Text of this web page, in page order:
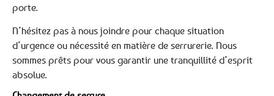
porte.
N’hésitez pas à nous joindre pour chaque situation
d’urgence ou nécessité en matière de serrurerie. Nous
sommes prêts pour vous garantir une tranquillité d’esprit
absolue.